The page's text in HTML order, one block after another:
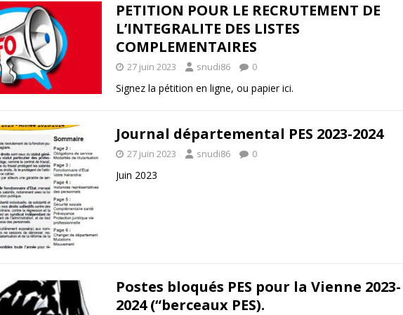
PETITION POUR LE RECRUTEMENT DE
L’INTEGRALITE DES LISTES
COMPLEMENTAIRES
27 juin 2023 snudi86 0
Signez la pétition en ligne, ou papier ici.
Journal départemental PES 2023-2024
27 juin 2023 snudi86 0
Juin 2023
Postes bloqués PES pour la Vienne 2023-
2024 (“berceaux PES).